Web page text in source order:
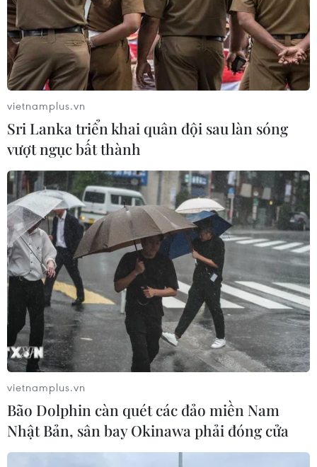
TIN CÙNG CHUYÊN MỤC
Tổng thống Mỹ Donald Trump nói
còn quá sớm để bàn về người kế
nhiệm
07/08/2026 06:29
Meta bồi thường gần 600 triệu USD
vietnamplus.vn
Sri Lanka triển khai quân đội sau làn sóng
vượt ngục bất thành
vietnamplus.vn
Bão Dolphin càn quét các đảo miền Nam
Nhật Bản, sân bay Okinawa phải đóng cửa